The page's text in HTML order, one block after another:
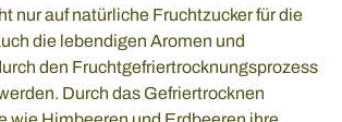
nur auf natürliche Fruchtzucker für die
die lebendigen Aromen und
den Fruchtgefriertrocknungsprozess
Durch das Gefriertrocknen